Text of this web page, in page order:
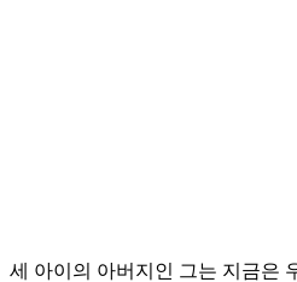
세 아이의 아버지인 그는 지금은